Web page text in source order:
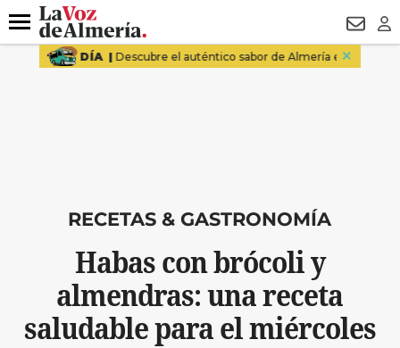
DESTACADO
Menú
RECETAS & GASTRONOMÍA
Habas con brócoli y
almendras: una receta
saludable para el miércoles